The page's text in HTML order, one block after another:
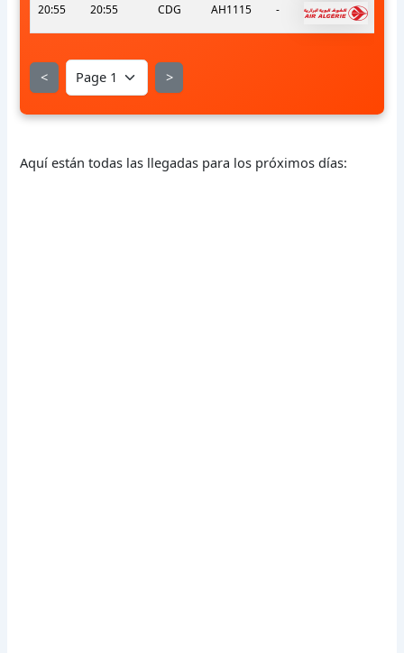
20:55 20:55 CDG AH1115 -
< >
Aquí están todas las llegadas para los próximos días: